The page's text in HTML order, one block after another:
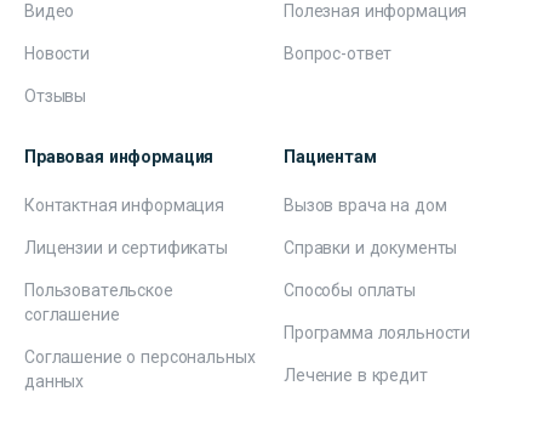
Видео
Новости
Отзывы
Полезная информация
Вопрос-ответ
Правовая информация
Контактная информация
Лицензии и сертификаты
Пользовательское
соглашение
Соглашение о персональных
данных
Пациентам
Вызов врача на дом
Справки и документы
Способы оплаты
Программа лояльности
Лечение в кредит